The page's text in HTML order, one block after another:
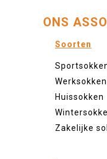
ONS
Soorten
Werksokken
Huissokken
Zakelijke